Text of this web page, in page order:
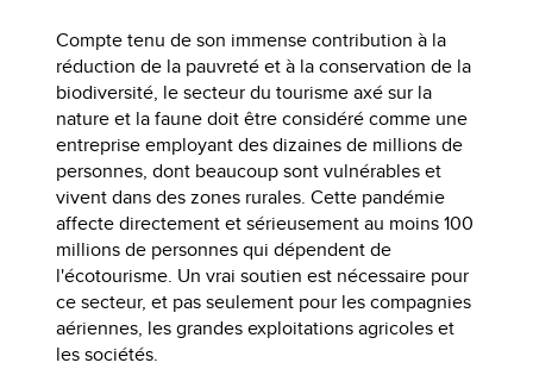
Compte tenu de son immense contribution à la
réduction de la pauvreté et à la conservation de la
biodiversité, le secteur du tourisme axé sur la
nature et la faune doit être considéré comme une
entreprise employant des dizaines de millions de
personnes, dont beaucoup sont vulnérables et
vivent dans des zones rurales. Cette pandémie
affecte directement et sérieusement au moins 100
millions de personnes qui dépendent de
l'écotourisme. Un vrai soutien est nécessaire pour
ce secteur, et pas seulement pour les compagnies
aériennes, les grandes exploitations agricoles et
les sociétés.